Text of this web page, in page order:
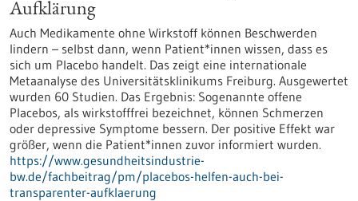
Aufklärung
Auch Medikamente ohne Wirkstoff können Beschwerden
lindern – selbst dann, wenn Patient*innen wissen, dass es
sich um Placebo handelt. Das zeigt eine internationale
Metaanalyse des Universitätsklinikums Freiburg. Ausgewertet
wurden 60 Studien. Das Ergebnis: Sogenannte offene
Placebos, als wirkstofffrei bezeichnet, können Schmerzen
oder depressive Symptome bessern. Der positive Effekt war
größer, wenn die Patient*innen zuvor informiert wurden.
https://www.gesundheitsindustrie-
bw.de/fachbeitrag/pm/placebos-helfen-auch-bei-
transparenter-aufklaerung